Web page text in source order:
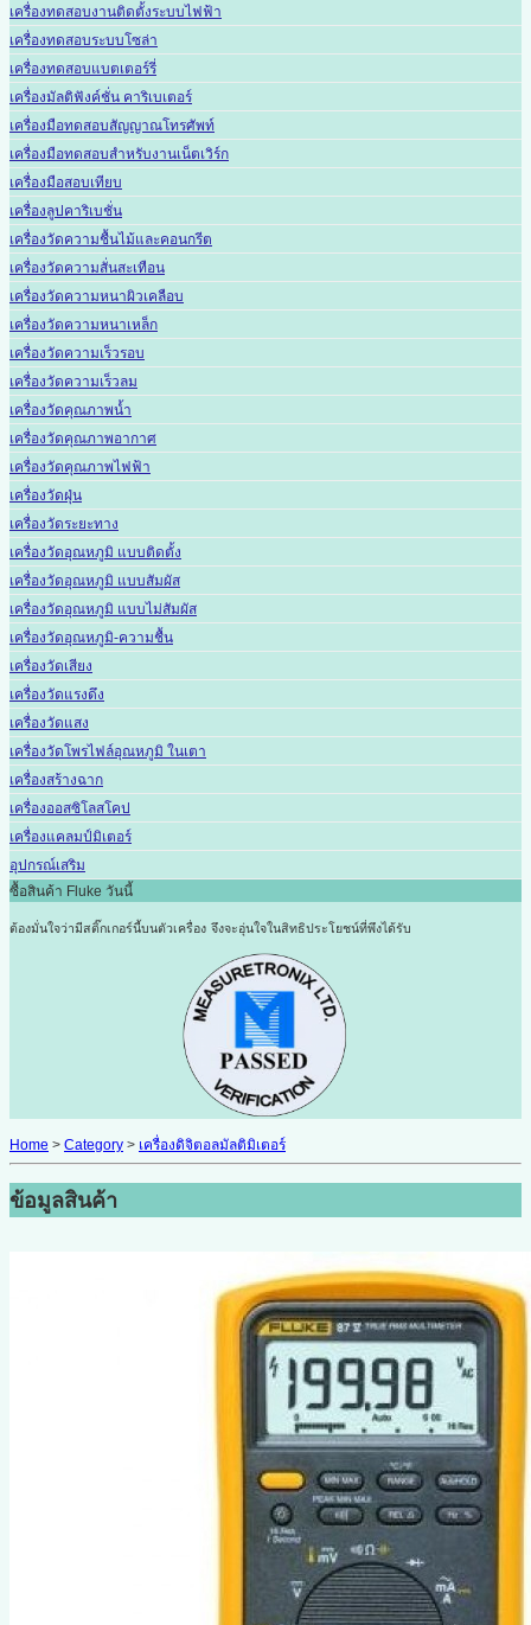
เครื่องทดสอบงานติดตั้งระบบไฟฟ้า
เครื่องทดสอบระบบโซล่า
เครื่องทดสอบแบตเตอร์รี่
เครื่องมัลติฟังค์ชั่น คาริเบเตอร์
เครื่องมือทดสอบสัญญาณโทรศัพท์
เครื่องมือทดสอบสำหรับงานเน็ตเวิร์ก
เครื่องมือสอบเทียบ
เครื่องลูปคาริเบชั่น
เครื่องวัดความชื้นไม้และคอนกรีต
เครื่องวัดความสั่นสะเทือน
เครื่องวัดความหนาผิวเคลือบ
เครื่องวัดความหนาเหล็ก
เครื่องวัดความเร็วรอบ
เครื่องวัดความเร็วลม
เครื่องวัดคุณภาพน้ำ
เครื่องวัดคุณภาพอากาศ
เครื่องวัดคุณภาพไฟฟ้า
เครื่องวัดฝุ่น
เครื่องวัดระยะทาง
เครื่องวัดอุณหภูมิ แบบติดตั้ง
เครื่องวัดอุณหภูมิ แบบสัมผัส
เครื่องวัดอุณหภูมิ แบบไม่สัมผัส
เครื่องวัดอุณหภูมิ-ความชื้น
เครื่องวัดเสียง
เครื่องวัดแรงดึง
เครื่องวัดแสง
เครื่องวัดโพรไฟล์อุณหภูมิ ในเตา
เครื่องสร้างฉาก
เครื่องออสซิโลสโคป
เครื่องแคลมป์มิเตอร์
อุปกรณ์เสริม
ซื้อสินค้า Fluke วันนี้
ต้องมั่นใจว่ามีสติ๊กเกอร์นี้บนตัวเครื่อง จึงจะอุ่นใจในสิทธิประโยชน์ที่พึงได้รับ
Home > Category > เครื่องดิจิตอลมัลติมิเตอร์
ข้อมูลสินค้า